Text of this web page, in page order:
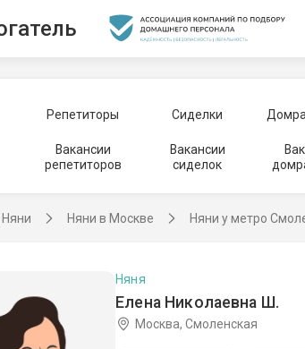
Репетиторы Сиделки
Вакансии
репетиторов
Вакансии
сиделок
Няни Няни в Москве Няни у метро
Елена Николаевна Ш.
Няня
Москва, Смоленская